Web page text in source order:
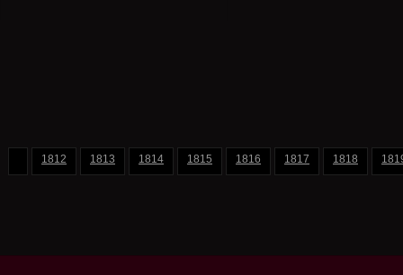
1812 1813 1814 1815 1816 1817 1818